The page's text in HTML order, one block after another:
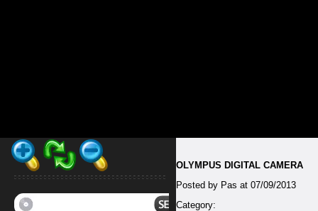
OLYMPUS DIGITAL CAMERA
Posted by Pas at 07/09/2013
Category: